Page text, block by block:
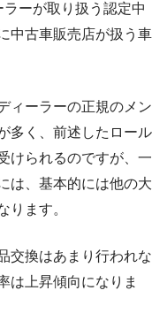
ーが取り扱う認定中
中古車販売店が扱う車
ィーラーの正規のメン
多く、前述したロール
けられるのですが、一
は、基本的には他の大
ります。
交換はあまり行われな
は上昇傾向になりま